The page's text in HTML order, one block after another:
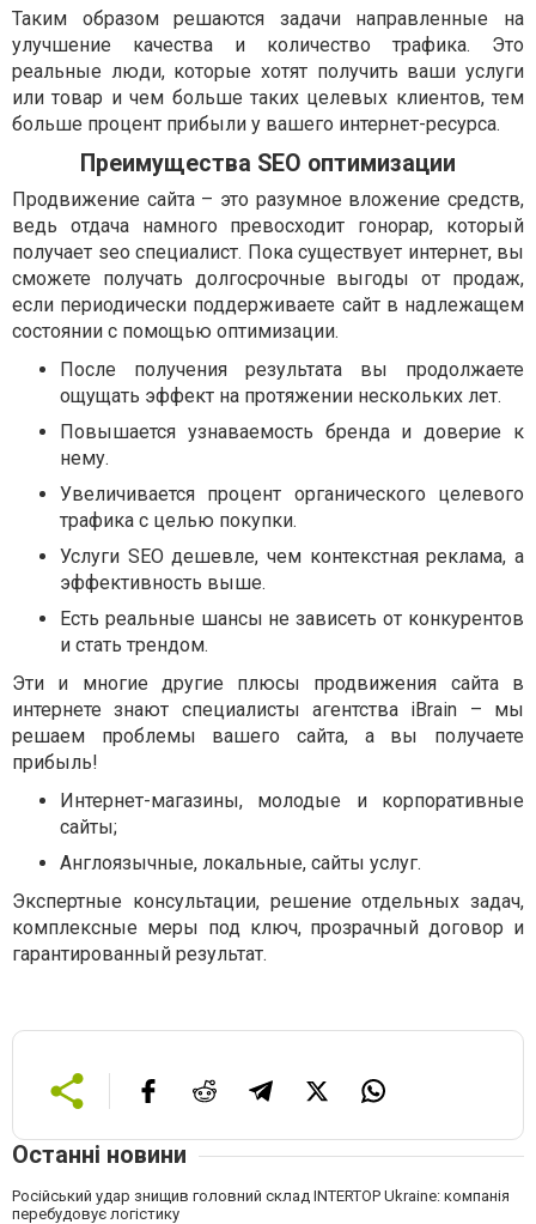
Таким образом решаются задачи направленные на
улучшение качества и количество трафика. Это
реальные люди, которые хотят получить ваши услуги
или товар и чем больше таких целевых клиентов, тем
больше процент прибыли у вашего интернет-ресурса.
Преимущества SEO оптимизации
Продвижение сайта – это разумное вложение средств,
ведь отдача намного превосходит гонорар, который
получает seo специалист. Пока существует интернет, вы
сможете получать долгосрочные выгоды от продаж,
если периодически поддерживаете сайт в надлежащем
состоянии с помощью оптимизации.
После получения результата вы продолжаете
ощущать эффект на протяжении нескольких лет.
Повышается узнаваемость бренда и доверие к
нему.
Увеличивается процент органического целевого
трафика с целью покупки.
Услуги SEO дешевле, чем контекстная реклама, а
эффективность выше.
Есть реальные шансы не зависеть от конкурентов
и стать трендом.
Эти и многие другие плюсы продвижения сайта в
интернете знают специалисты агентства iBrain – мы
решаем проблемы вашего сайта, а вы получаете
прибыль!
Интернет-магазины, молодые и корпоративные
сайты;
Англоязычные, локальные, сайты услуг.
Экспертные консультации, решение отдельных задач,
комплексные меры под ключ, прозрачный договор и
гарантированный результат.
Останні новини
Російський удар знищив головний склад INTERTOP Ukraine: компанія
перебудовує логістику